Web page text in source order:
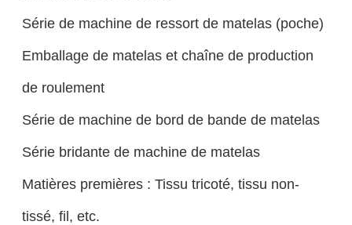
Série de machine de ressort de matelas (poche)
Emballage de matelas et chaîne de production
de roulement
Série de machine de bord de bande de matelas
Série bridante de machine de matelas
Matières premières : Tissu tricoté, tissu non-
tissé, fil, etc.